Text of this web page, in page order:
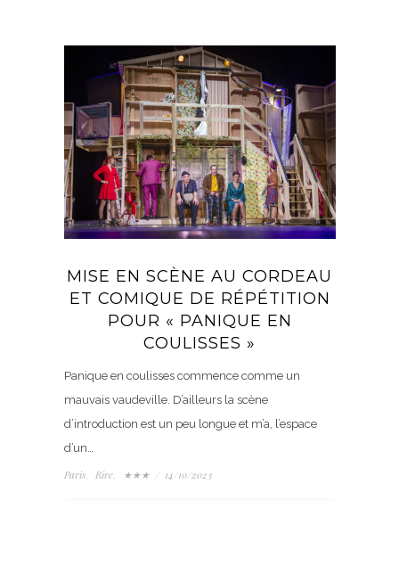
MISE EN SCÈNE AU CORDEAU
ET COMIQUE DE RÉPÉTITION
POUR « PANIQUE EN
COULISSES »
Panique en coulisses commence comme un
mauvais vaudeville. D’ailleurs la scène
d’introduction est un peu longue et m’a, l’espace
d’un…
Paris, Rire, ★★★ / 14/10/2023